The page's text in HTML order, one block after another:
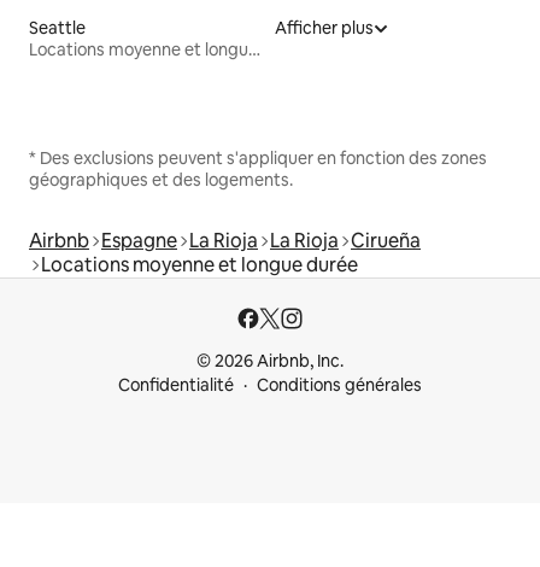
Seattle
Locations moyenne et longue durée
Afficher plus
* Des exclusions peuvent s'appliquer en fonction des zones
géographiques et des logements.
Airbnb Espagne La Rioja La Rioja Cirueña
Locations moyenne et longue durée
© 2026 Airbnb, Inc.
Confidentialité
Conditions générales